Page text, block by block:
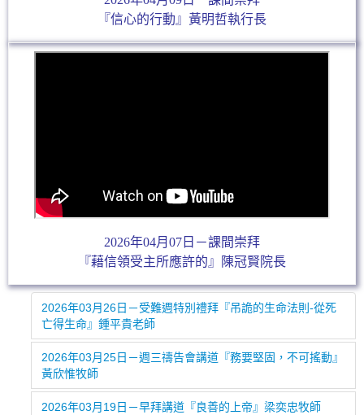
『信心的行動』黃明哲執行長
2026年04月07日－課間崇拜
『藉信領受主所應許的』陳冠賢院長
2026年03月26日－受難週特別禮拜『吊詭的生命法則-從死
亡得生命』鍾平貴老師
2026年03月25日－週三禱告會講道『務要堅固，不可搖動』
黃欣惟牧師
2026年03月19日－早拜講道『良善的上帝』梁奕忠牧師